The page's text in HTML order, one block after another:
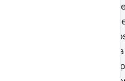
Dijeron [los hermanos
guardias: “¿Qué es lo
Respondieron:
encuentre le daremos
recompensa], y [dijo el